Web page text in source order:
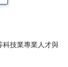
科技業專業人才與